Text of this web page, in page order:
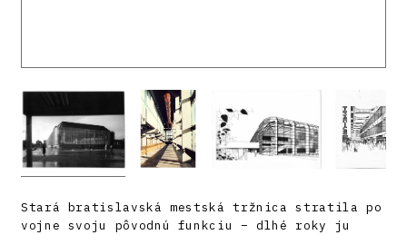
Stará bratislavská mestská tržnica stratila po
vojne svoju pôvodnú funkciu – dlhé roky ju